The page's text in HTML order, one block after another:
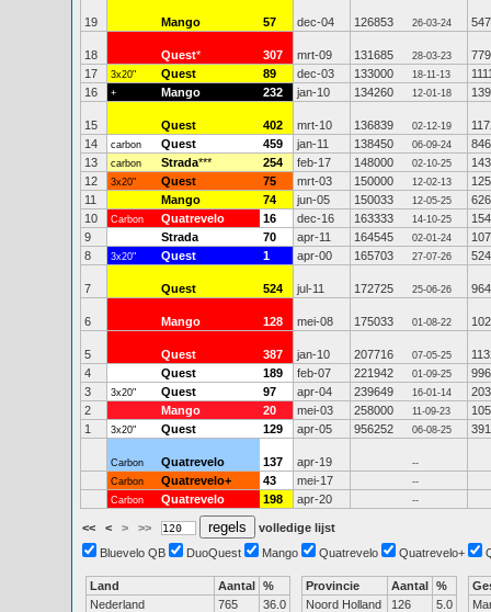
19 Mango 57 dec-04 126853 26-03-24 547
18 Quest* 307 mrt-09 131685 28-03-23
779
17
3x20" Quest 89 dec-03 133000 18-11-13
16
+ Mango 232 jan-10 134260 12-01-18
15 Quest 402 mrt-10 136839 02-12-19
14
carbon Quest 459 jan-11 138450 06-09-24
846
13
carbon Strada*** 254 feb-17 148000 02-10-25
12
3x20" Quest 75 mrt-03 150000 12-02-13
11
Mango 74 jun-05 150033 12-05-25
626
10
Carbon Quatrevelo 16 dec-16 163333 14-10-25
9
Strada 70 apr-11 164545 02-01-24
8
3x20" Quest 1 apr-00 165703 27-07-26 524
7 Quest 524 jul-11 172725 25-06-26 964
6 Mango 128 mei-08 175033 01-08-22
5 Quest 387 jan-10 207716 07-05-25
4
Quest 189 feb-07 221942 01-09-25
996
3
3x20" Quest 97 apr-04 239649 16-01-14
2
Mango 20 mei-03 258000 11-09-23
1
3x20" Quest 129 apr-05 956252 06-08-25
Carbon Quatrevelo 137 apr-19
--
Carbon
Quatrevelo+ 43 mei-17
--
Carbon
Quatrevelo 198 apr-20 --
<< < > >>
volledige lijst
Bluevelo QB
DuoQuest Mango Quatrevelo Quatrevelo+
Land Aantal %
Nederland
765
36.0
Provincie Aantal %
Noord Holland
126
5.0